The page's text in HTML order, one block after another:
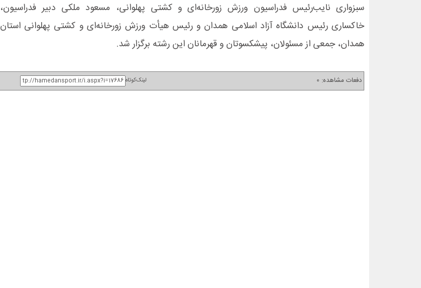
سبزواری نایب‌رئیس فدراسیون ورزش زورخانه‌ای و کشتی پهلوانی، مسعود ملکی دبیر فدراسیون،
خاکساری رئیس دانشگاه آزاد اسلامی همدان و رئیس هیأت ورزش زورخانه‌ای و کشتی پهلوانی استان
همدان، جمعی از مسئولان، پیشکسوتان و قهرمانان این رشته برگزار شد.
لینک‌کوتاه دفعات مشاهده: 0